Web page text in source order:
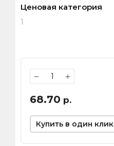
Ценовая категория
1
− +
68.70 р.
Купить в один клик